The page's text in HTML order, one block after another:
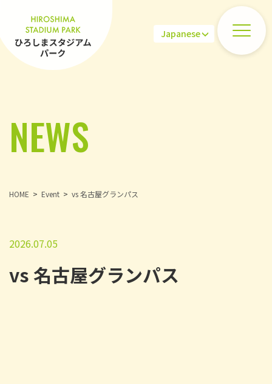
NEWS
HOME Event vs 名古屋グランパス
2026.07.05
vs 名古屋グランパス